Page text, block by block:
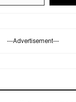
---Advertisement---